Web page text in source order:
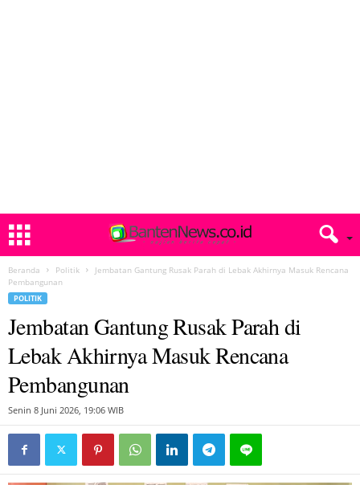
Beranda Politik
Jembatan Gantung Rusak Parah di Lebak Akhirnya Masuk Rencana
Pembangunan
POLITIK
Jembatan Gantung Rusak Parah di
Lebak Akhirnya Masuk Rencana
Pembangunan
Senin 8 Juni 2026, 19:06 WIB